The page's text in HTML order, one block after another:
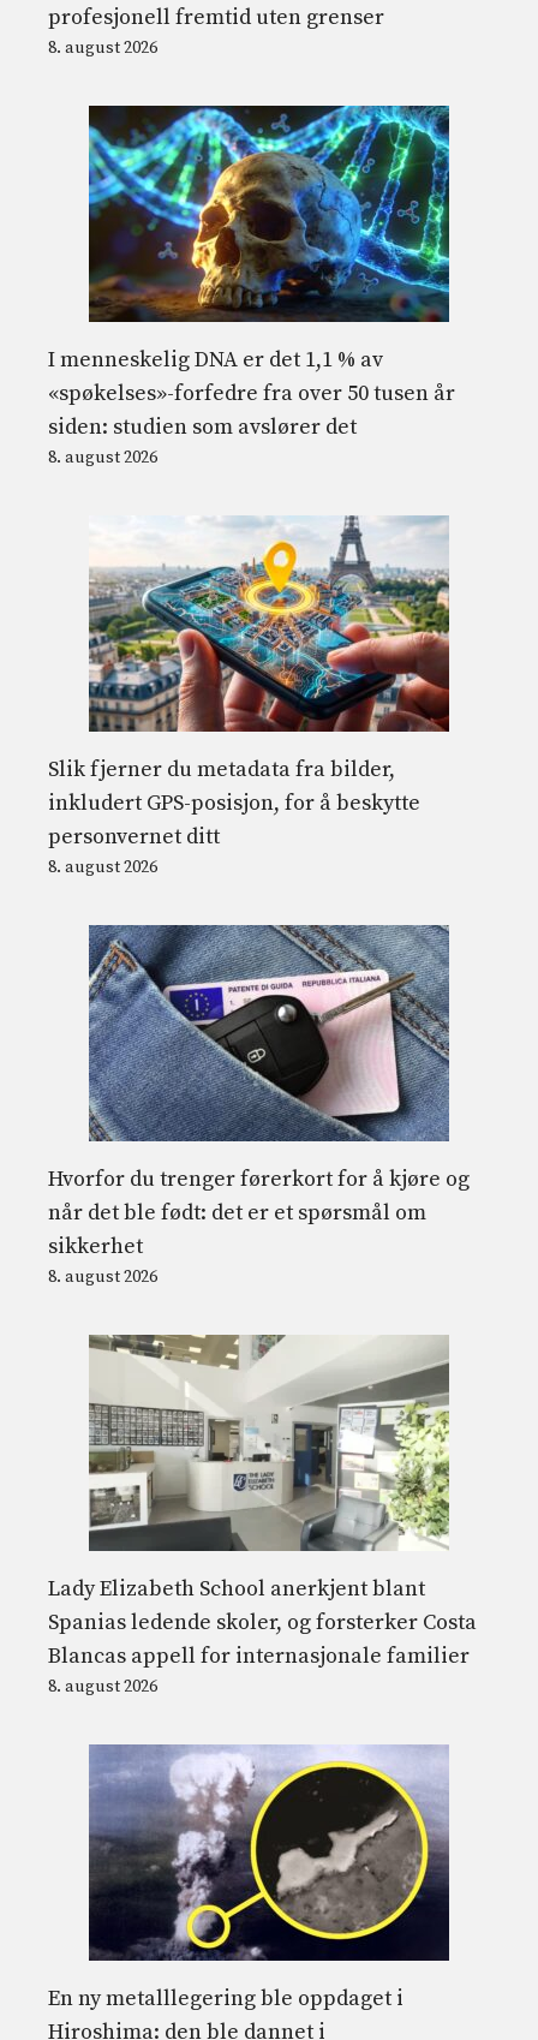
profesjonell fremtid uten grenser
8. august 2026
I menneskelig DNA er det 1,1 % av
«spøkelses»-forfedre fra over 50 tusen år
siden: studien som avslører det
8. august 2026
Slik fjerner du metadata fra bilder,
inkludert GPS-posisjon, for å beskytte
personvernet ditt
8. august 2026
Hvorfor du trenger førerkort for å kjøre og
når det ble født: det er et spørsmål om
sikkerhet
8. august 2026
Lady Elizabeth School anerkjent blant
Spanias ledende skoler, og forsterker Costa
Blancas appell for internasjonale familier
8. august 2026
En ny metalllegering ble oppdaget i
Hiroshima: den ble dannet i